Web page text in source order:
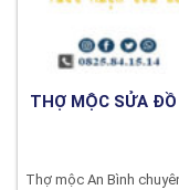
THỢ MỘC SỬA
Thợ mộc An Bình